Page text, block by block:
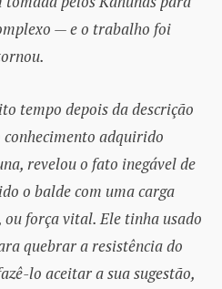
— e o trabalho foi
tempo depois da descrição
adquirido
revelou o fato inegável de
o balde com uma carga
ou força vital. Ele tinha usado
quebrar a resistência do
lo aceitar a sua sugestão,